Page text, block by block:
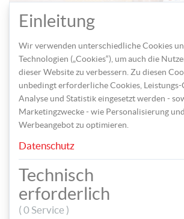
Was Sie benötigen:
Bienenwachsplatten
Flachdocht
Glöckchen
Federgras
Bastelkleber
Packpapier
Schere
Einleitung
Wir verwenden unterschiedliche Cookies
Technologien („Cookies“), um auch die
dieser Website zu verbessern. Zu diesen
unbedingt erforderliche Cookies, Leistungs-
Analyse und Statistik eingesetzt werden -
Marketingzwecke - wie Personalisierung
Werbeangebot zu optimieren.
Datenschutz
Technisch
erforderlich
( 0 Service )